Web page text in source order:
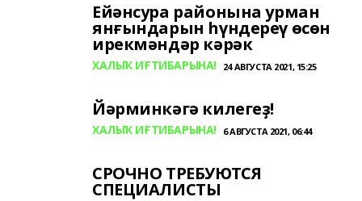
Ейәнсура районына урман
янғындарын һүндереү өсөн
ирекмәндәр кәрәк
ХАЛЫҠ ИҒТИБАРЫНА! 24 АВГУСТА 2021, 15:25
Йәрминкәгә килегеҙ!
ХАЛЫҠ ИҒТИБАРЫНА! 6 АВГУСТА 2021, 06:44
СРОЧНО ТРЕБУЮТСЯ
СПЕЦИАЛИСТЫ